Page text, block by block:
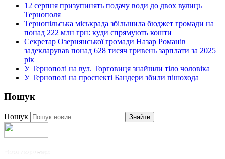
12 серпня призупинять подачу води до двох вулиць
Тернополя
Тернопільська міськрада збільшила бюджет громади на
понад 222 млн грн: куди спрямують кошти
Секретар Озернянської громади Назар Романів
задекларував понад 628 тисяч гривень зарплати за 2025
рік
У Тернополі на вул. Торговиця знайшли тіло чоловіка
У Тернополі на проспекті Бандери збили пішохода
Пошук
Пошук Знайти